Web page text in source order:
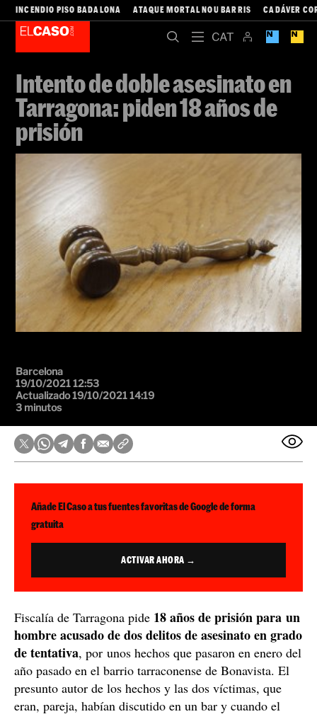
INCENDIO PISO BADALONA ATAQUE MORTAL NOU BARRIS CADÁVER
Intento de doble asesinato en
Tarragona: piden 18 años de
prisión
Barcelona
19/10/2021 12:53
Actualizado 19/10/2021 14:19
3 minutos
Añade El Caso a tus fuentes favoritas de Google de forma
gratuita
ACTIVAR AHORA →
Fiscalía de Tarragona pide 18 años de prisión para un
hombre acusado de dos delitos de asesinato en grado
de tentativa, por unos hechos que pasaron en enero del
año pasado en el barrio tarraconense de Bonavista. El
presunto autor de los hechos y las dos víctimas, que
eran, pareja, habían discutido en un bar y cuando el